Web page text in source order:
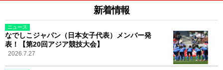
新着情報
ニュース
なでしこジャパン（日本女子代表）メンバー発
表！【第20回アジア競技大会】
2026.7.27